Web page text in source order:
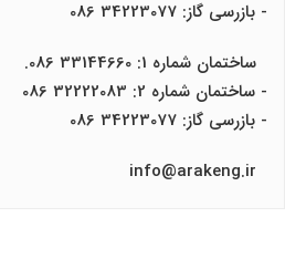
- بازرسی گاز: 34223077 086
ساختمان شماره 1: 33144660 086.
- ساختمان شماره 2: 32222083 086
- بازرسی گاز: 34223077 086